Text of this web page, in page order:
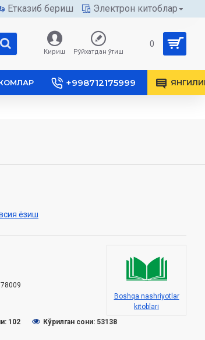
Етказиб бериш Электрон китоблар
Кириш Рўйхатдан ўтиш
0
+998712175999
ёзиш
Boshqa nashriyotlar
kitoblari
102
Кўрилган сони: 53138